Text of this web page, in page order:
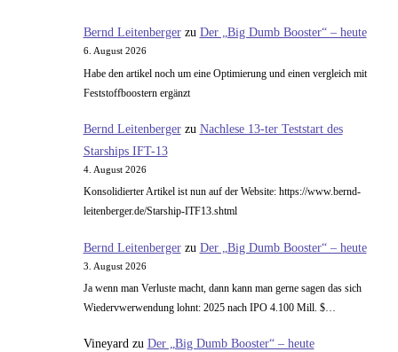
Bernd Leitenbergerzu Der „Big Dumb Booster“ – heute
6. August 2026
Habe den artikel noch um eine Optimierung und einen vergleich mit
Feststoffboostern ergänzt
Bernd Leitenbergerzu Nachlese 13-ter Teststart des
Starships IFT-13
4. August 2026
Konsolidierter Artikel ist nun auf der Website: https://www.bernd-
leitenberger.de/Starship-ITF13.shtml
Bernd Leitenbergerzu Der „Big Dumb Booster“ – heute
3. August 2026
Ja wenn man Verluste macht, dann kann man gerne sagen das sich
Wiedervwerwendung lohnt: 2025 nach IPO 4.100 Mill. $…
Vineyardzu Der „Big Dumb Booster“ – heute